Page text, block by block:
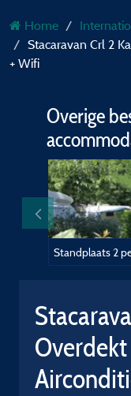
Home
Stacaravan Crl 2
+ Wifi
Overige